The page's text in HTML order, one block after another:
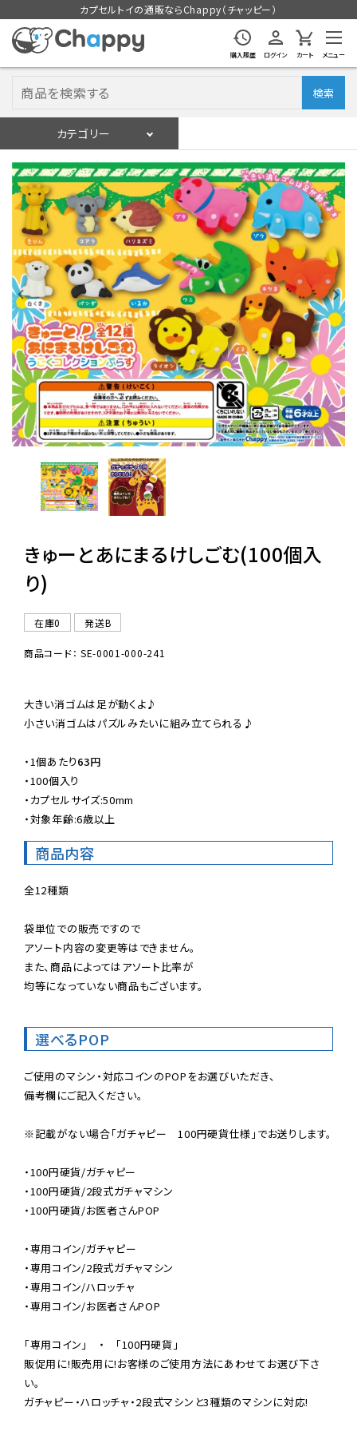
カプセルトイの通販ならChappy（チャッピー）
購入履歴 ログイン カート メニュー
検索
カテゴリー
ログイン 会員登録
入荷スケジュールをチェック
カプセルトイマシン本体
カプセルトイ
販促用空カプセル
レンタル
景品・玩具・文具
販促用カプセルトイ
よくあるご質問
06-6282-7659
きゅーとあにまるけしごむ(100個入
り)
在庫0 発送B
商品コード： SE-0001-000-241
大きい消ゴムは足が動くよ♪
小さい消ゴムはパズルみたいに組み立てられる♪
・ 1個あたり63円
・100個入り
・カプセルサイズ:50mm
・対象年齢:6歳以上
商品内容
全12種類
袋単位での販売ですので
アソート内容の変更等はできません。
また、商品によってはアソート比率が
均等になっていない商品もございます。
選べるPOP
ご使用のマシン・対応コインのPOPをお選びいただき、
備考欄にご記入ください。
※記載がない場合「ガチャピー　100円硬貨仕様」でお送りします。
・100円硬貨/ガチャピー
・100円硬貨/2段式ガチャマシン
・100円硬貨/お医者さんPOP
・専用コイン/ガチャピー
・専用コイン/2段式ガチャマシン
・専用コイン/ハロッチャ
・専用コイン/お医者さんPOP
「専用コイン」　・　「100円硬貨」
販促用に!販売用に!お客様のご使用方法にあわせてお選び下さ
い。
ガチャピー・ハロッチャ・2段式マシンと3種類のマシンに対応!